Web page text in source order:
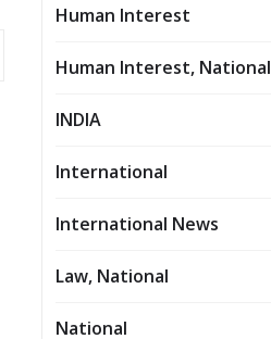
Human Interest
Human Interest, National
INDIA
International
International News
Law, National
National